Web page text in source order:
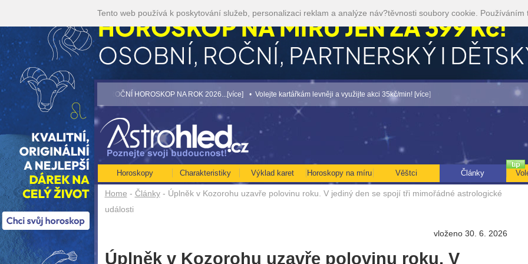
Home - Články- Úplněk v Kozorohu uzavře polovinu roku. V jediný den se spojí tři mimořádné astrologické
události
vloženo 30. 6. 2026
Úplněk v Kozorohu uzavře polovinu roku. V
Horoskopy Charakteristiky Výklad karet Horoskopy na míru Věštci Články
• NEJVĚTŠÍ ROČNÍ HOROSKOP NA ROK 2026...[více] • Volejte kartářkám levněji a využijte akci 35kč/min! [více] • TAROT NA SRPEN ZA 49,-KČ... [více]
Tento web používá k poskytování služeb, personalizaci reklam a analýze náv?těvnosti soubory cookie. Používáním